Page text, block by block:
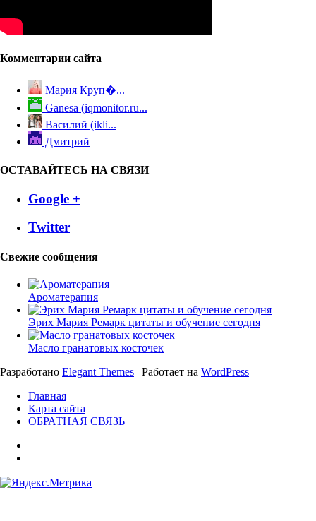
Комментарии сайта
Мария Круп�...
Ganesa (iqmonitor.ru...
Василий (ikli...
Дмитрий
ОСТАВАЙТЕСЬ НА СВЯЗИ
Google +
Twitter
Свежие сообщения
Ароматерапия
Эрих Мария Ремарк цитаты и обучение сегодня
Масло гранатовых косточек
Разработано Elegant Themes | Работает на WordPress
Главная
Карта сайта
ОБРАТНАЯ СВЯЗЬ